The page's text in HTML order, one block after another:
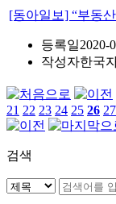
[동아일보] “부동
등록일2020-
작성자한국
21 22 23 24 25 26 27
검색